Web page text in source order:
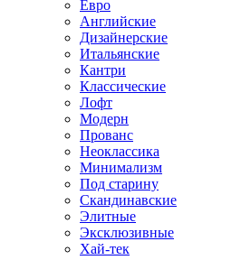
Евро
Английские
Дизайнерские
Итальянские
Кантри
Классические
Лофт
Модерн
Прованс
Неоклассика
Минимализм
Под старину
Скандинавские
Элитные
Эксклюзивные
Хай-тек